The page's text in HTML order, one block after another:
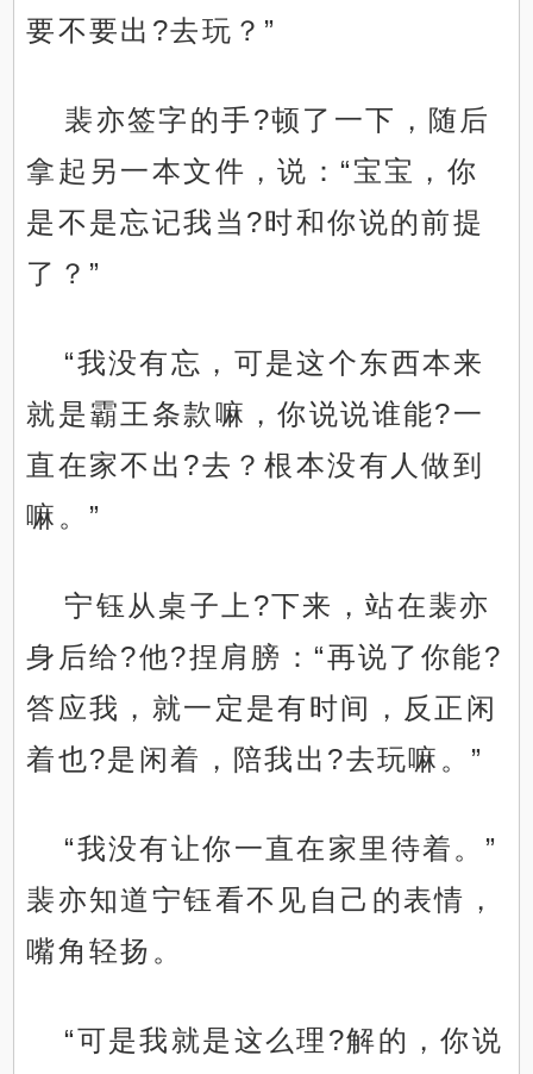
要不要出?去玩？”
裴亦签字的手?顿了一下，随后
拿起另一本文件，说：“宝宝，你
是不是忘记我当?时和你说的前提
了？”
“我没有忘，可是这个东西本来
就是霸王条款嘛，你说说谁能?一
直在家不出?去？根本没有人做到
嘛。”
宁钰从桌子上?下来，站在裴亦
身后给?他?捏肩膀：“再说了你能?
答应我，就一定是有时间，反正闲
着也?是闲着，陪我出?去玩嘛。”
“我没有让你一直在家里待着。”
裴亦知道宁钰看不见自己的表情，
嘴角轻扬。
“可是我就是这么理?解的，你说